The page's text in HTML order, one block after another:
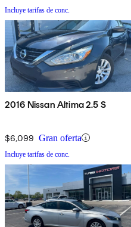
Incluye tarifas de conc.
2016 Nissan Altima 2.5 S
$6,099 Gran oferta
Incluye tarifas de conc.